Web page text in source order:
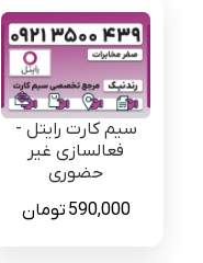
سیم کارت رایتل -
فعالسازی غیر
حضوری
590,000 تومان